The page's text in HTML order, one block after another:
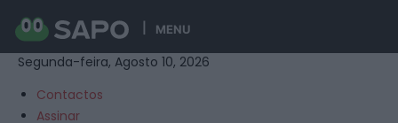
MENU
Segunda-feira, Agosto 10, 2026
Contactos
Assinar